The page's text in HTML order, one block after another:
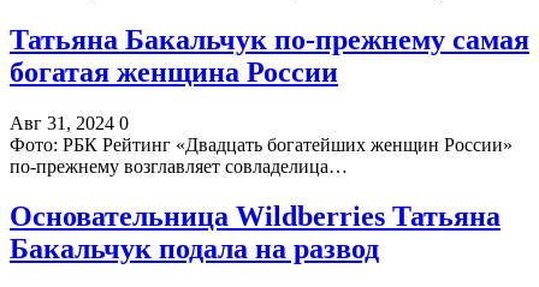
Татьяна Бакальчук по-прежнему самая
богатая женщина России
Авг 31, 2024 0
Фото: РБК Рейтинг «Двадцать богатейших женщин России»
по-прежнему возглавляет совладелица…
Основательница Wildberries Татьяна
Бакальчук подала на развод